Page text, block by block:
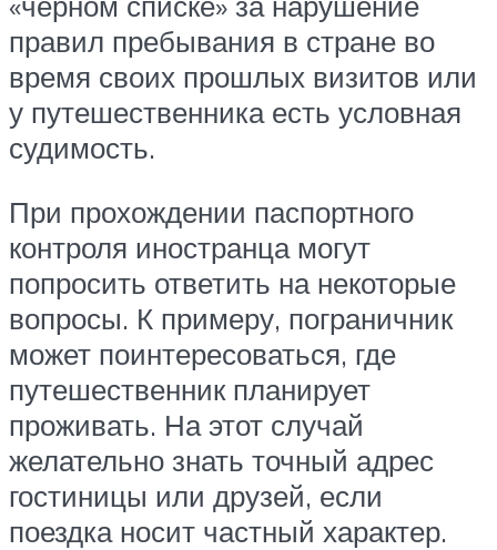
правил пребывания в стране во
время своих прошлых визитов или
у путешественника есть условная
судимость.
При прохождении паспортного
контроля иностранца могут
попросить ответить на некоторые
вопросы. К примеру, пограничник
может поинтересоваться, где
путешественник планирует
проживать. На этот случай
желательно знать точный адрес
гостиницы или друзей, если
поездка носит частный характер.